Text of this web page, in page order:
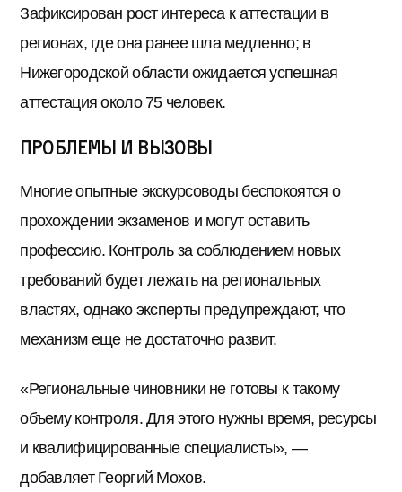
Зафиксирован рост интереса к аттестации в
регионах, где она ранее шла медленно; в
Нижегородской области ожидается успешная
аттестация около 75 человек.
Проблемы и вызовы
Многие опытные экскурсоводы беспокоятся о
прохождении экзаменов и могут оставить
профессию. Контроль за соблюдением новых
требований будет лежать на региональных
властях, однако эксперты предупреждают, что
механизм еще не достаточно развит.
«Региональные чиновники не готовы к такому
объему контроля. Для этого нужны время, ресурсы
и квалифицированные специалисты», —
добавляет Георгий Мохов.